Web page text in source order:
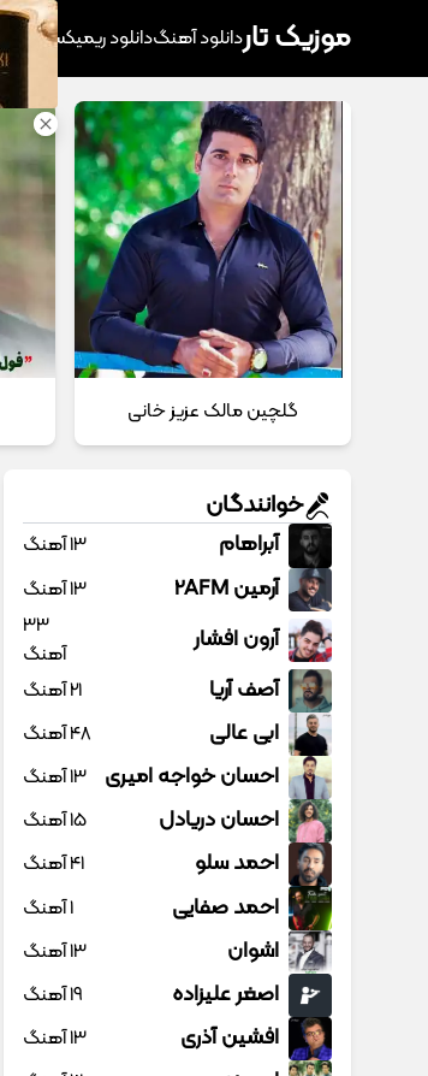
موزیک تاردانلود آهنگدانلود ریمیکسآهنگ
گلچین مالک عزیز خانی
خوانندگان
آبراهام 13 آهنگ
آرمین 2AFM 13 آهنگ
آرون افشار
33
آهنگ
آصف آریا 21 آهنگ
ابی عالی 48 آهنگ
احسان خواجه امیری 13 آهنگ
احسان دریادل 15 آهنگ
احمد سلو 41 آهنگ
احمد صفایی 1 آهنگ
اشوان 13 آهنگ
اصغر علیزاده 19 آهنگ
افشین آذری 13 آهنگ